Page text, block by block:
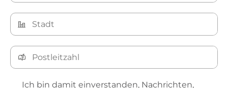
Ich bin damit einverstanden, Nachrichten,